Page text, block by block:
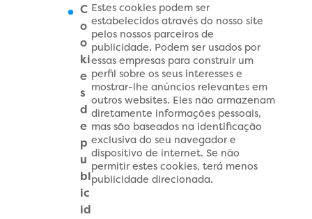
C
o
o
ki
e
s
d
e
p
u
bl
ic
id
Estes cookies podem ser
estabelecidos através do nosso site
pelos nossos parceiros de
publicidade. Podem ser usados por
essas empresas para construir um
perfil sobre os seus interesses e
mostrar-lhe anúncios relevantes em
outros websites. Eles não armazenam
diretamente informações pessoais,
mas são baseados na identificação
exclusiva do seu navegador e
dispositivo de internet. Se não
permitir estes cookies, terá menos
publicidade direcionada.